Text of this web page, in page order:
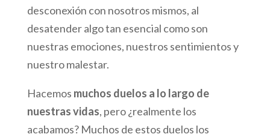
desconexión con nosotros mismos, al
desatender algo tan esencial como son
nuestras emociones, nuestros sentimientos y
nuestro malestar.
Hacemos muchos duelos a lo largo de
nuestras vidas, pero ¿realmente los
acabamos? Muchos de estos duelos los